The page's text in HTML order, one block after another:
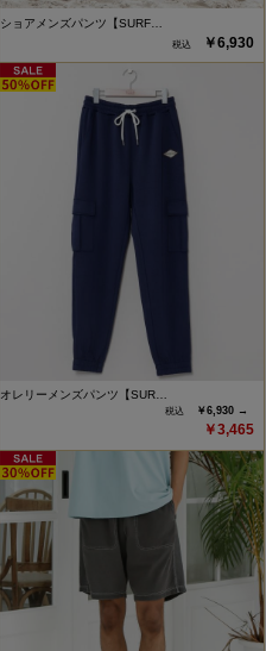
ショアメンズパンツ【SURF…
￥6,930
オレリーメンズパンツ【SUR…
￥6,930 →
￥3,465